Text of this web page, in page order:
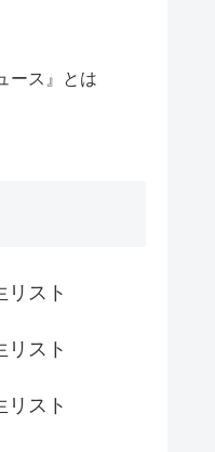
ース』とは
リスト
リスト
リスト